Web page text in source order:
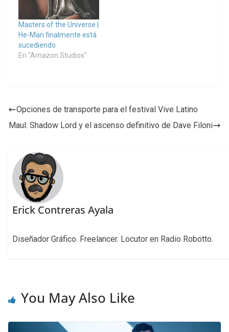
Masters of the Universe |
He-Man finalmente está
sucediendo
En "Amazon Studios"
Opciones de transporte para el festival Vive Latino
Maul: Shadow Lord y el ascenso definitivo de Dave Filoni
Erick Contreras Ayala
Diseñador Gráfico. Freelancer. Locutor en Radio Robotto.
You May Also Like